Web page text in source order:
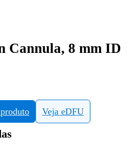
Cannula, 8 mm ID
Veja eDFU